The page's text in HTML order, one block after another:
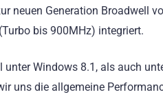
neuen Generation Broadwell
bis 900MHz) integriert.
unter Windows 8.1, als auch
uns die allgemeine